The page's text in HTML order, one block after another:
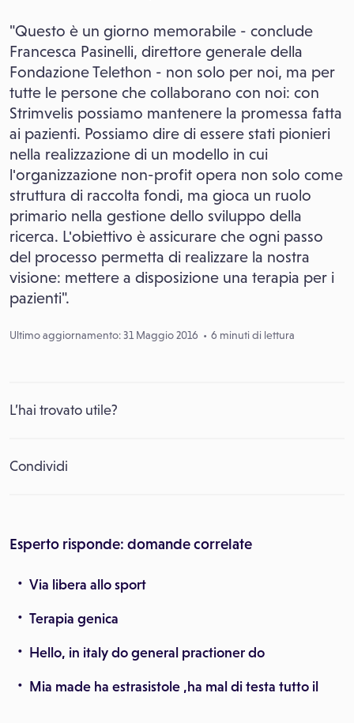
"Questo è un giorno memorabile - conclude
Francesca Pasinelli, direttore generale della
Fondazione Telethon - non solo per noi, ma per
tutte le persone che collaborano con noi: con
Strimvelis possiamo mantenere la promessa fatta
ai pazienti. Possiamo dire di essere stati pionieri
nella realizzazione di un modello in cui
l'organizzazione non-profit opera non solo come
struttura di raccolta fondi, ma gioca un ruolo
primario nella gestione dello sviluppo della
ricerca. L'obiettivo è assicurare che ogni passo
del processo permetta di realizzare la nostra
visione: mettere a disposizione una terapia per i
pazienti".
Ultimo aggiornamento: 31 Maggio 2016 6 minuti di lettura
L’hai trovato utile?
Condividi
Esperto risponde: domande correlate
Via libera allo sport
Terapia genica
Hello, in italy do general practioner do
Mia made ha estrasistole ,ha mal di testa tutto il